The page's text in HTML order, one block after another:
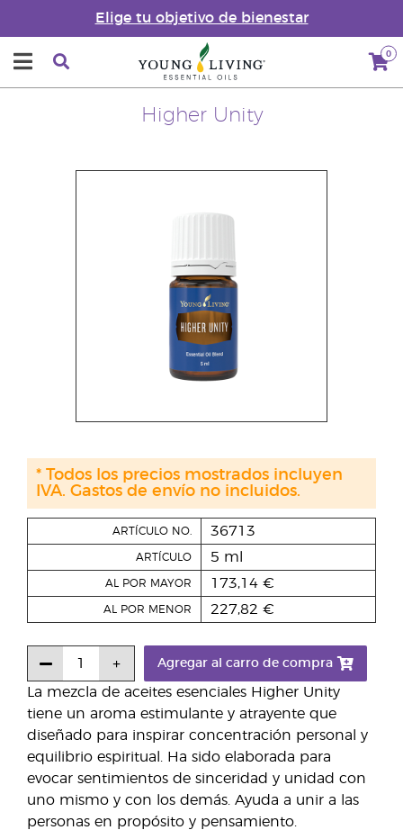
Elige tu objetivo de bienestar
0
Higher Unity
La mezcla de aceites esenciales Higher Unity
tiene un aroma estimulante y atrayente que
diseñado para inspirar concentración personal y
equilibrio espiritual. Ha sido elaborada para
evocar sentimientos de sinceridad y unidad con
uno mismo y con los demás. Ayuda a unir a las
personas en propósito y pensamiento.
ARTÍCULO NO. 36713
ARTÍCULO 5 ml
AL POR MAYOR 173,14 €
AL POR MENOR 227,82 €
Agregar al carro de compra
* Todos los precios mostrados incluyen
IVA. Gastos de envío no incluidos.